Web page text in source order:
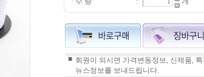
■ 회원이 되시면 가격변동정보, 신제품,
뉴스정보를 보내드립니다.